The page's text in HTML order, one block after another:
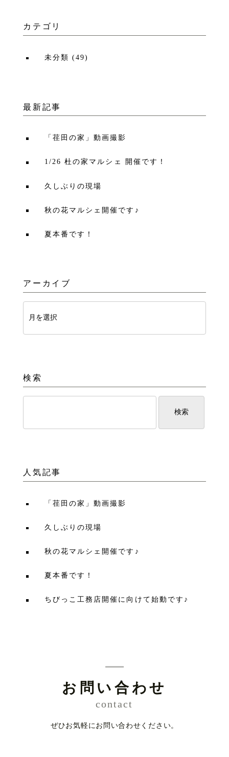
カテゴリ
未分類 (49)
最新記事
「荏田の家」動画撮影
1/26 杜の家マルシェ 開催です！
久しぶりの現場
秋の花マルシェ開催です♪
夏本番です！
アーカイブ
検索
人気記事
「荏田の家」動画撮影
久しぶりの現場
秋の花マルシェ開催です♪
夏本番です！
ちびっこ工務店開催に向けて始動です♪
お問い合わせ
contact
ぜひお気軽にお問い合わせください。